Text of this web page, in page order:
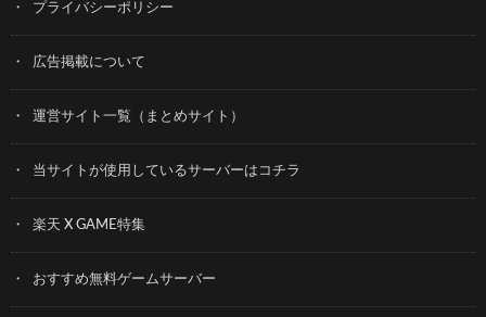
プライバシーポリシー
広告掲載について
運営サイト一覧（まとめサイト）
当サイトが使用しているサーバーはコチラ
楽天 X GAME特集
おすすめ無料ゲームサーバー